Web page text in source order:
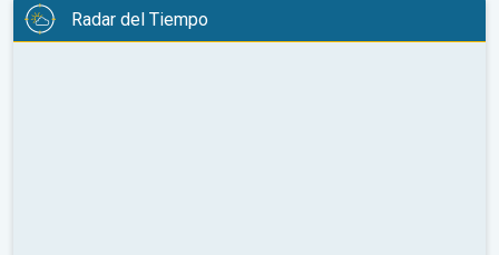
Radar del Tiempo